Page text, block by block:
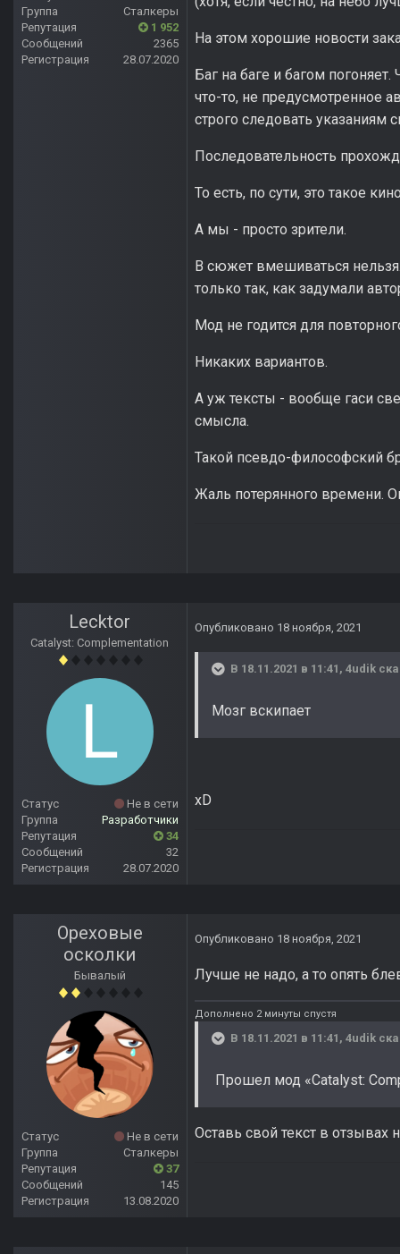
Группа
Сталкеры
Репутация
1 952
Сообщений
2365
Регистрация
28.07.2020
На этом хорошие новости
Баг на баге и багом
что-то, не предусмотренное
строго следовать указаниям
Последовательность
То есть, по сути, это такое
А мы - просто зрители.
В сюжет вмешиваться
только так, как задумали
Мод не годится для
Никаких вариантов.
А уж тексты - вообще гаси
смысла.
Такой псевдо-философский
Жаль потерянного времени.
Lecktor
Catalyst: Complementation
Статус
Не в сети
Группа
Разработчики
Репутация
34
Сообщений
32
Регистрация
28.07.2020
Опубликовано 18 ноября, 2021
В 18.11.2021 в 11:41, 4udik
Мозг вскипает
xD
Ореховые
осколки
Бывалый
Статус
Не в сети
Группа
Сталкеры
Репутация
37
Сообщений
145
Регистрация
13.08.2020
Опубликовано 18 ноября, 2021
Лучше не надо, а то опять
Дополнено 2 минуты спустя
В 18.11.2021 в 11:41, 4udik
Прошел мод «Catalyst:
Оставь свой текст в отзывах